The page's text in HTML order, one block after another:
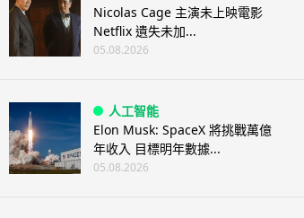
Nicolas Cage 主演未上映電影
Netflix 遺失未加...
05.08.2026
人工智能
Elon Musk: SpaceX 將挑戰萬億
年收入 目標明年數據...
05.08.2026